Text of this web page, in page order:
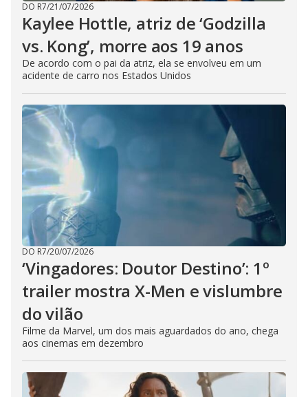
DO R7/21/07/2026
Kaylee Hottle, atriz de ‘Godzilla
vs. Kong’, morre aos 19 anos
De acordo com o pai da atriz, ela se envolveu em um
acidente de carro nos Estados Unidos
DO R7/20/07/2026
‘Vingadores: Doutor Destino’: 1º
trailer mostra X-Men e vislumbre
do vilão
Filme da Marvel, um dos mais aguardados do ano, chega
aos cinemas em dezembro